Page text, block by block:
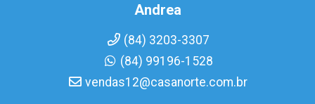
Andrea
(84) 3203-3307
(84) 99196-1528
vendas12@casanorte.com.br